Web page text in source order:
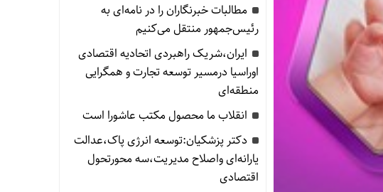
مطالبات خبرنگاران را در نامه‌ای به
رئیس‌جمهور منتقل می‌کنیم
ایران،شریک راهبردی اتحادیه اقتصادی
اوراسیا درمسیر توسعه تجارت و همگرایی
منطقه‌ای
انقلاب ما محصول مکتب عاشورا است
دکتر پزشکیان:توسعه انرژی پاک،عدالت
یارانه‌ای واصلاح مدیریت،سه محورتحول
اقتصادی